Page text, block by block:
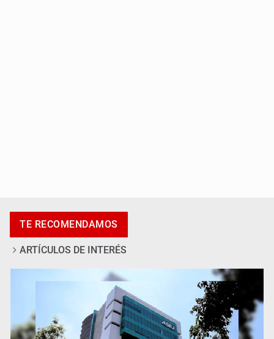
Fiscalía continúa búsqueda de Ricardo Cabezas
Talavera
TE RECOMENDAMOS
ARTÍCULOS DE INTERÉS